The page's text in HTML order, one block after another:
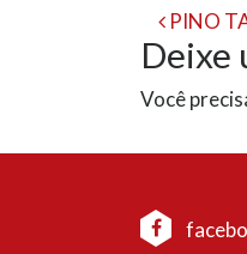
de
post
PINO
Deixe
Você